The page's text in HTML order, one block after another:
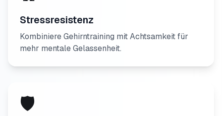
Stressresistenz
Kombiniere Gehirntraining mit Achtsamkeit für
mehr mentale Gelassenheit.
🛡️